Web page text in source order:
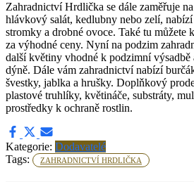
Zahradnictví Hrdlička se dále zaměřuje
hlávkový salát, kedlubny nebo zelí,
stromky a drobné ovoce. Také tu můžete
za výhodné ceny. Nyní na podzim
další květiny vhodné k podzimní výsadbě
dýně. Dále vám zahradnictví nabízí
švestky, jablka a hrušky. Doplňkový
plastové truhlíky, květináče, substráty,
prostředky k ochraně rostlin.
Kategorie: Dodavatelé
Tags:
ZAHRADNICTVÍ HRDLIČKA